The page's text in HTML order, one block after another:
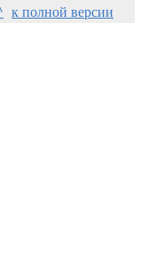
к полной версии